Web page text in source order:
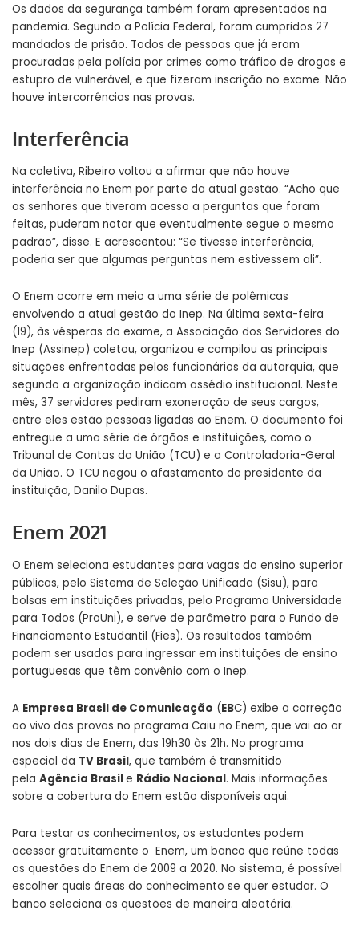
Os dados da segurança também foram apresentados na
pandemia. Segundo a Polícia Federal, foram cumpridos 27
mandados de prisão. Todos de pessoas que já eram
procuradas pela polícia por crimes como tráfico de drogas e
estupro de vulnerável, e que fizeram inscrição no exame. Não
houve intercorrências nas provas.
Interferência
Na coletiva, Ribeiro voltou a afirmar que não houve
interferência no Enem por parte da atual gestão. “Acho que
os senhores que tiveram acesso a perguntas que foram
feitas, puderam notar que eventualmente segue o mesmo
padrão”, disse. E acrescentou: “Se tivesse interferência,
poderia ser que algumas perguntas nem estivessem ali”.
O Enem ocorre em meio a uma série de polêmicas
envolvendo a atual gestão do Inep. Na última sexta-feira
(19), às vésperas do exame, a Associação dos Servidores do
Inep (Assinep) coletou, organizou e compilou as principais
situações enfrentadas pelos funcionários da autarquia, que
segundo a organização indicam assédio institucional. Neste
mês, 37 servidores pediram exoneração de seus cargos,
entre eles estão pessoas ligadas ao Enem. O documento foi
entregue a uma série de órgãos e instituições, como o
Tribunal de Contas da União (TCU) e a Controladoria-Geral
da União. O TCU negou o afastamento do presidente da
instituição, Danilo Dupas.
Enem 2021
O Enem seleciona estudantes para vagas do ensino superior
públicas, pelo Sistema de Seleção Unificada (Sisu), para
bolsas em instituições privadas, pelo Programa Universidade
para Todos (ProUni), e serve de parâmetro para o Fundo de
Financiamento Estudantil (Fies). Os resultados também
podem ser usados para ingressar em instituições de ensino
portuguesas que têm convênio com o Inep.
A Empresa Brasil de Comunicação (EBC) exibe a correção
ao vivo das provas no programa Caiu no Enem, que vai ao ar
nos dois dias de Enem, das 19h30 às 21h. No programa
especial da TV Brasil, que também é transmitido
pela Agência Brasile Rádio Nacional. Mais informações
sobre a cobertura do Enem estão disponíveis aqui.
Para testar os conhecimentos, os estudantes podem
acessar gratuitamente o Enem, um banco que reúne todas
as questões do Enem de 2009 a 2020. No sistema, é possível
escolher quais áreas do conhecimento se quer estudar. O
banco seleciona as questões de maneira aleatória.